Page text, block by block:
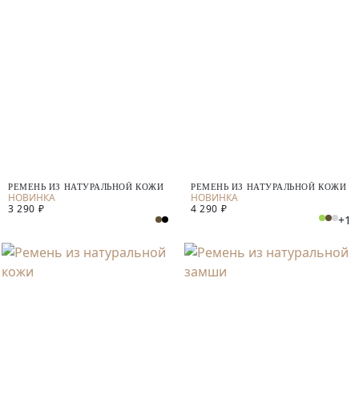
РЕМЕНЬ ИЗ НАТУРАЛЬНОЙ КОЖИ
3 290 ₽
РЕМЕНЬ ИЗ НАТУРАЛЬНОЙ КОЖИ
4 290 ₽
+1